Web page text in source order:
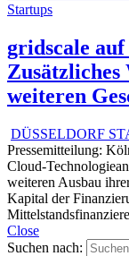
Startups
gridscale
weiteren
DÜSSELDORF
Pressemitteilung:
Cloud-
weiteren Ausbau
Kapital der
Close
Suchen nach: